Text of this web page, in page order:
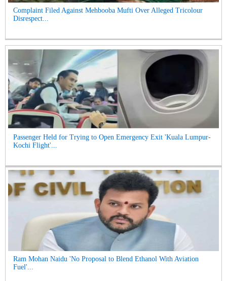
Complaint Filed Against Mehbooba Mufti Over Alleged Tricolour
Disrespect...
Passenger Held for Trying to Open Emergency Exit 'Kuala Lumpur-
Kochi Flight'...
Ram Mohan Naidu 'No Proposal to Blend Ethanol With Aviation
Fuel'...